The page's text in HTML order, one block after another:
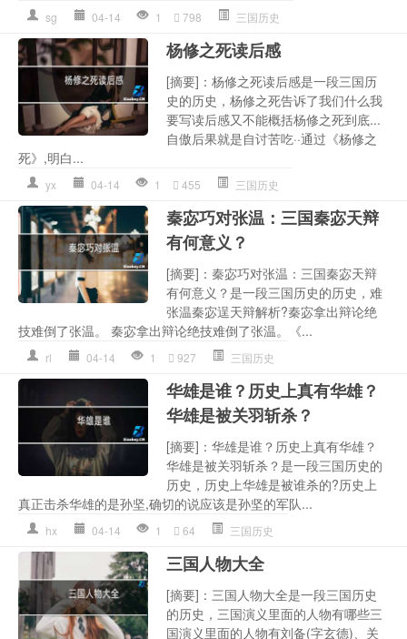
sg 04-14 1 798 三国历史
杨修之死读后感
[摘要]：杨修之死读后感是一段三国历
史的历史，杨修之死告诉了我们什么我
要写读后感又不能概括杨修之死到底...
自傲后果就是自讨苦吃··通过《杨修之
死》,明白...
yx 04-14 1 455 三国历史
秦宓巧对张温：三国秦宓天辩
有何意义？
[摘要]：秦宓巧对张温：三国秦宓天辩
有何意义？是一段三国历史的历史，难
张温秦宓逞天辩解析?秦宓拿出辩论绝
技难倒了张温。 秦宓拿出辩论绝技难倒了张温。《...
rl 04-14 1 927 三国历史
华雄是谁？历史上真有华雄？
华雄是被关羽斩杀？
[摘要]：华雄是谁？历史上真有华雄？
华雄是被关羽斩杀？是一段三国历史的
历史，历史上华雄是被谁杀的?历史上
真正击杀华雄的是孙坚,确切的说应该是孙坚的军队...
hx 04-14 1 64 三国历史
三国人物大全
[摘要]：三国人物大全是一段三国历史
的历史，三国演义里面的人物有哪些三
国演义里面的人物有刘备(字玄德)、关